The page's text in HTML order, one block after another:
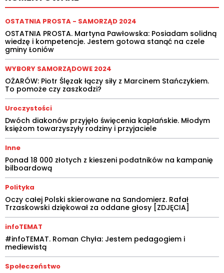
OSTATNIA PROSTA - SAMORZĄD 2024
OSTATNIA PROSTA. Martyna Pawłowska: Posiadam solidną
wiedzę i kompetencje. Jestem gotowa stanąć na czele
gminy Łoniów
WYBORY SAMORZĄDOWE 2024
OŻARÓW: Piotr Ślęzak łączy siły z Marcinem Stańczykiem.
To pomoże czy zaszkodzi?
Uroczystości
Dwóch diakonów przyjęło święcenia kapłańskie. Młodym
księżom towarzyszyły rodziny i przyjaciele
Inne
Ponad 18 000 złotych z kieszeni podatników na kampanię
bilboardową
Polityka
Oczy całej Polski skierowane na Sandomierz. Rafał
Trzaskowski dziękował za oddane głosy [ZDJĘCIA]
infoTEMAT
#infoTEMAT. Roman Chyła: Jestem pedagogiem i
mediewistą
Społeczeństwo